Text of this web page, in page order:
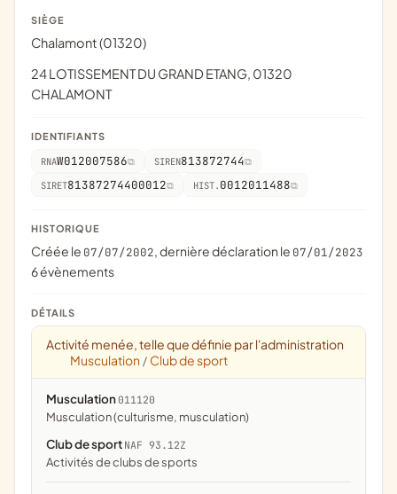
SIÈGE
Chalamont (01320)
24 LOTISSEMENT DU GRAND ETANG, 01320
CHALAMONT
IDENTIFIANTS
RNAW012007586 SIREN813872744
SIRET81387274400012 HIST. 0012011488
HISTORIQUE
Créée le 07/07/2002, dernière déclaration le 07/01/2023
6 évènements
DÉTAILS
Activité menée, telle que définie par l'administration
Musculation / Club de sport
Musculation 011120
Musculation (culturisme, musculation)
Club de sport NAF 93.12Z
Activités de clubs de sports